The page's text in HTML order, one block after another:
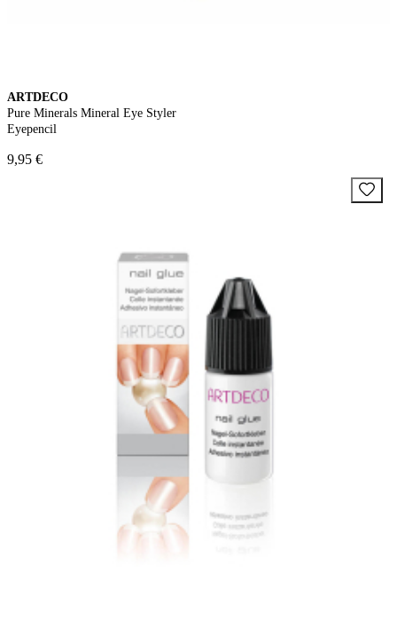
ARTDECO
Pure Minerals Mineral Eye Styler
Eyepencil
9,95 €